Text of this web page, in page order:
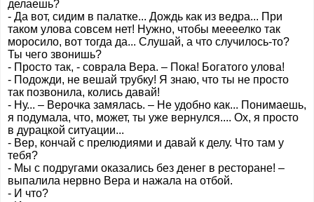
делаешь?
- Да вот, сидим в палатке... Дождь как из ведра... При
таком улова совсем нет! Нужно, чтобы меееелко так
моросило, вот тогда да... Слушай, а что случилось-то?
Ты чего звонишь?
- Просто так, - соврала Вера. – Пока! Богатого улова!
- Подожди, не вешай трубку! Я знаю, что ты не просто
так позвонила, колись давай!
- Ну... – Верочка замялась. – Не удобно как... Понимаешь,
я подумала, что, может, ты уже вернулся.... Ох, я просто
в дурацкой ситуации...
- Вер, кончай с прелюдиями и давай к делу. Что там у
тебя?
- Мы с подругами оказались без денег в ресторане! –
выпалила нервно Вера и нажала на отбой.
- И что?